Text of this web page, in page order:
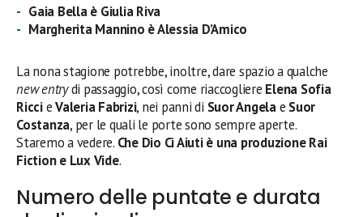
Gaia Bella è Giulia Riva
Margherita Mannino è Alessia D’Amico
La nona stagione potrebbe, inoltre, dare spazio a qualche
new entrydi passaggio, così come riaccogliere Elena Sofia
RiccieValeria Fabrizi, nei panni di Suor Angelae Suor
Costanza, per le quali le porte sono sempre aperte.
Staremo a vedere. Che Dio Ci Aiuti è una produzione Rai
Fiction e Lux Vide.
Numero delle puntate e durata